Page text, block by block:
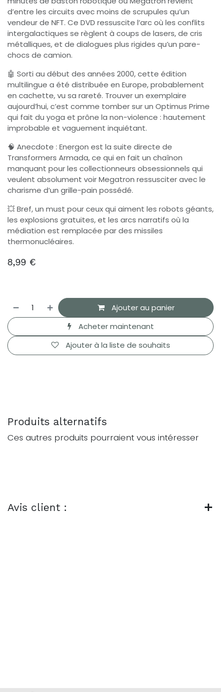
d’entre les circuits avec moins de scrupules qu’un
vendeur de NFT. Ce DVD ressuscite l’arc où les conflits
intergalactiques se règlent à coups de lasers, de cris
métalliques, et de dialogues plus rigides qu’un pare-
chocs de camion.
🤖 Sorti au début des années 2000, cette édition
multilingue a été distribuée en Europe, probablement
en cachette, vu sa rareté. Trouver un exemplaire
aujourd’hui, c’est comme tomber sur un Optimus Prime
qui fait du yoga et prône la non-violence : hautement
improbable et vaguement inquiétant.
🧠 Anecdote : Energon est la suite directe de
Transformers Armada, ce qui en fait un chaînon
manquant pour les collectionneurs obsessionnels qui
veulent absolument voir Megatron ressusciter avec le
charisme d’un grille-pain possédé.
💥 Bref, un must pour ceux qui aiment les robots géants,
les explosions gratuites, et les arcs narratifs où la
médiation est remplacée par des missiles
thermonucléaires.
8,99 €
Ajouter au panier
Acheter maintenant
Ajouter à la liste de souhaits
Produits alternatifs
Ces autres produits pourraient vous intéresser
Avis client :